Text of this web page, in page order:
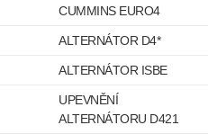
CUMMINS EURO4
ALTERNÁTOR D4*
ALTERNÁTOR ISBE
UPEVNĚNÍ
ALTERNÁTORU D421